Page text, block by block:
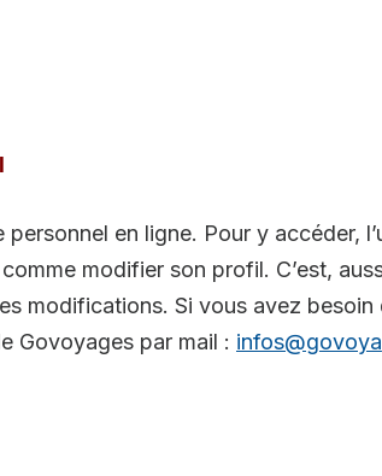
personnel en ligne. Pour y accéder,
modifier son profil. C’est,
modifications. Si vous avez
Govoyages par mail :